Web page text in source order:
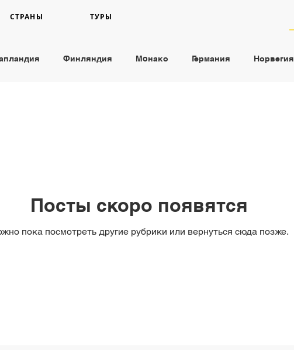
СТРАНЫ ТУРЫ
Финляндия Moнако Германия Норвегия
Посты скоро появятся
пока посмотреть другие рубрики или вернуться сюда позже.